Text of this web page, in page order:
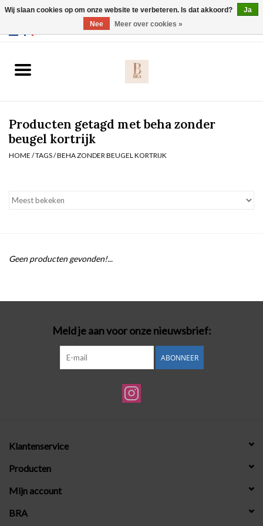
Slip
Body
Homewear
Producten getagd met beha zonder
beugel kortrijk
HOME /TAGS/BEHA ZONDER BEUGEL KORTRIJK
Geen producten gevonden!...
Meld je aan voor onze nieuwsbrief:
ABONNEER
Klantenservice
Producten
Mijn account
BRA
Wij slaan cookies op om onze website te verbeteren. Is dat akkoord?
Ja
Nee
Meer over cookies »
Webshop werkt met EU maten. .